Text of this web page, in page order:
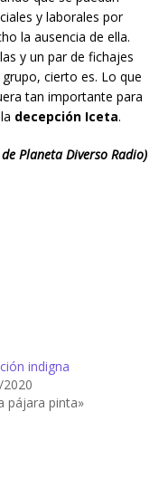
y laborales por
la ausencia de ella.
y un par de fichajes
cierto es. Lo que
tan importante para
decepción Iceta.
Planeta Diverso Radio)
indigna
pájara pinta»